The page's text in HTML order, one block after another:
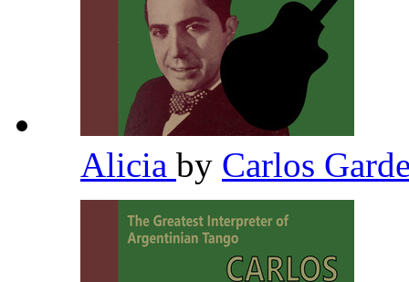
Alicia by Carlos